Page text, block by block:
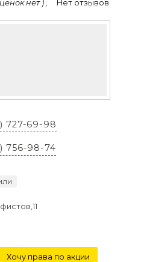
нет ) , Нет отзывов
727-69-98
756-98-74
Хочу права по акции